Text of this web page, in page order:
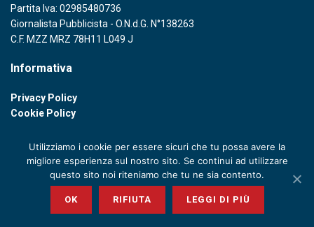
Partita Iva: 02985480736
Giornalista Pubblicista - O.N.d.G. N°138263
C.F. MZZ MRZ 78H11 L049 J
Informativa
Privacy Policy
Cookie Policy
© 2020 GIORNALE METAL - P. IVA 02985480736
Utilizziamo i cookie per essere sicuri che tu possa avere la
migliore esperienza sul nostro sito. Se continui ad utilizzare
questo sito noi riteniamo che tu ne sia contento.
OK RIFIUTA LEGGI DI PIÙ